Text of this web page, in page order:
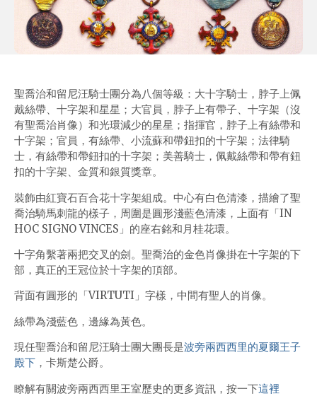
聖喬治和留尼汪騎士團分為八個等級：大十字騎士，脖子上佩
戴絲帶、十字架和星星；大官員，脖子上有帶子、十字架（沒
有聖喬治肖像）和光環減少的星星；指揮官，脖子上有絲帶和
十字架；官員，有絲帶、小流蘇和帶鈕扣的十字架；法律騎
士，有絲帶和帶鈕扣的十字架；美善騎士，佩戴絲帶和帶有鈕
扣的十字架、金質和銀質獎章。
裝飾由紅寶石百合花十字架組成。中心有白色清漆，描繪了聖
喬治騎馬刺龍的樣子，周圍是圓形淺藍色清漆，上面有「IN
HOC SIGNO VINCES」的座右銘和月桂花環。
十字角繫著兩把交叉的劍。聖喬治的金色肖像掛在十字架的下
部，真正的王冠位於十字架的頂部。
背面有圓形的「VIRTUTI」字樣，中間有聖人的肖像。
絲帶為淺藍色，邊緣為黃色。
現任聖喬治和留尼汪騎士團大團長是波旁兩西西里的夏爾王子
殿下 ，卡斯楚公爵。
瞭解有關波旁兩西西里王室歷史的更多資訊，按一下這裡